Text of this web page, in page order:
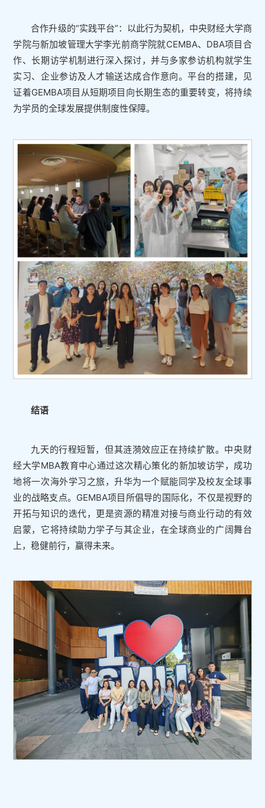
合作升级的“实践平台”：以此行为契机，中央财经大学商
学院与新加坡管理大学李光前商学院就CEMBA、DBA项目合
作、长期访学机制进行深入探讨，并与多家参访机构就学生
实习、企业参访及人才输送达成合作意向。平台的搭建，见
证着GEMBA项目从短期项目向长期生态的重要转变，将持续
为学员的全球发展提供制度性保障。
结语
九天的行程短暂，但其涟漪效应正在持续扩散。中央财
经大学MBA教育中心通过这次精心策化的新加坡访学，成功
地将一次海外学习之旅，升华为一个赋能同学及校友全球事
业的战略支点。GEMBA项目所倡导的国际化，不仅是视野的
开拓与知识的迭代，更是资源的精准对接与商业行动的有效
启蒙，它将持续助力学子与其企业，在全球商业的广阔舞台
上，稳健前行，赢得未来。